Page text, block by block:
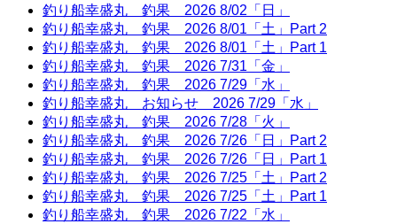
釣り船幸盛丸 釣果 2026 8/02「日」
釣り船幸盛丸 釣果 2026 8/01「土」Part 2
釣り船幸盛丸 釣果 2026 8/01「土」Part 1
釣り船幸盛丸 釣果 2026 7/31「金」
釣り船幸盛丸 釣果 2026 7/29「水」
釣り船幸盛丸 お知らせ 2026 7/29「水」
釣り船幸盛丸 釣果 2026 7/28「火」
釣り船幸盛丸 釣果 2026 7/26「日」Part 2
釣り船幸盛丸 釣果 2026 7/26「日」Part 1
釣り船幸盛丸 釣果 2026 7/25「土」Part 2
釣り船幸盛丸 釣果 2026 7/25「土」Part 1
釣り船幸盛丸 釣果 2026 7/22「水」